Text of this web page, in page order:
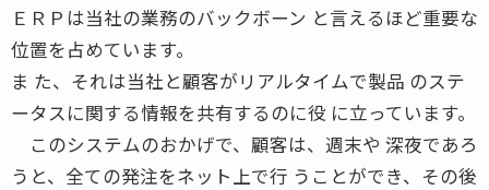
ＥＲＰは当社の業務のバックボーン と言えるほど重要な
位置を占めています。
ま た、それは当社と顧客がリアルタイムで製品 のステ
ータスに関する情報を共有するのに役 に立っています。
このシステムのおかげで、顧客は、週末や 深夜であろ
うと、全ての発注をネット上で行 うことができ、その後